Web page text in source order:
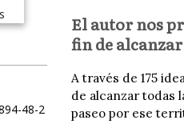
48-2
El autor nos
fin de
A través de 175
de alcanzar todas
paseo por ese